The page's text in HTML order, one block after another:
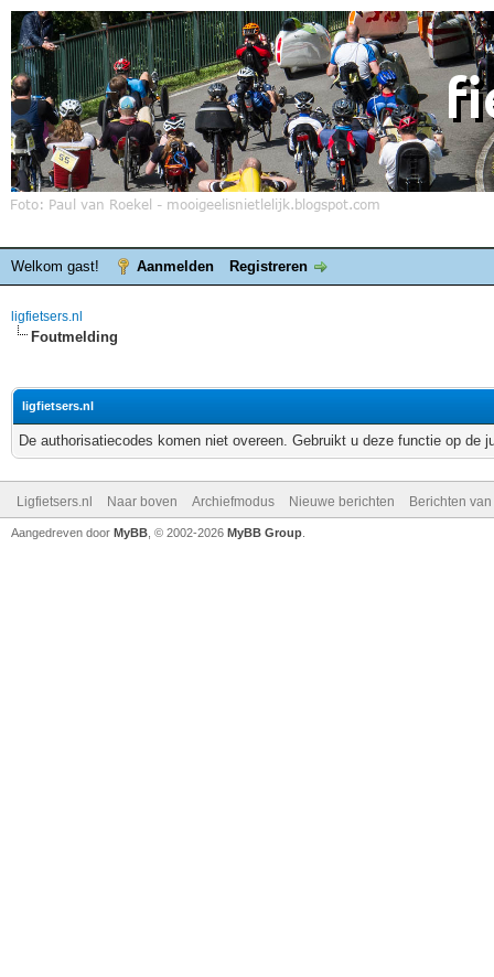
Welkom gast! Aanmelden Registreren
ligfietsers.nl
Foutmelding
ligfietsers.nl
De authorisatiecodes komen niet overeen. Gebruikt u deze functie op de
Ligfietsers.nl Naar boven Archiefmodus Nieuwe berichten Berichten
Aangedreven door MyBB , © 2002-2026 MyBB Group